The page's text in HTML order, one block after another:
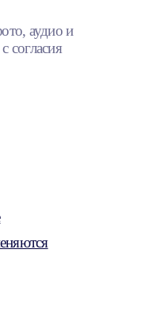
аудио и
согласия